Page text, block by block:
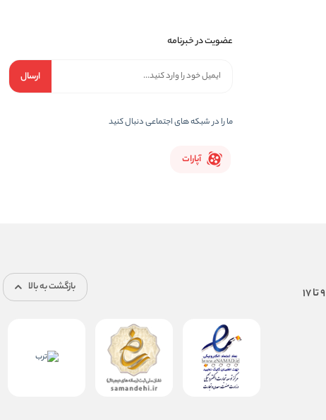
عضویت در خبرنامه
ارسال
ما را در شبکه های اجتماعی دنبال کنید
آپارات
بازگشت به بالا